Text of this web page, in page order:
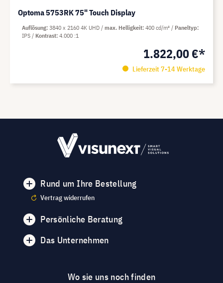
Optoma 5753RK 75" Touch Display
1.822,00 €*
Lieferzeit 7-14 Werktage
Auflösung 3840 x 2160 4K UHD max. Helligkeit 400 cd/m²
Paneltyp
IPS
Kontrast 4.000 :1
Rund um Ihre Bestellung
Vertrag widerrufen
Persönliche Beratung
Das Unternehmen
Wo sie uns noch finden